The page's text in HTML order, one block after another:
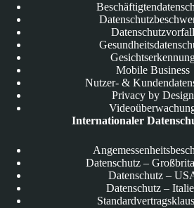
Datenschutzvorfall
Mobile Business
Nutzer- &
Privacy by Design
Internationaler
Datenschutz –
Datenschutz –
Datenschutz –